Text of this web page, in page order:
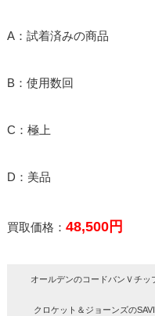
A：試着済みの商品
B：使用数回
C：極上
D：美品
買取価格： 48,500円
オールデンのコードバンＶチッ
クロケット＆ジョーンズの